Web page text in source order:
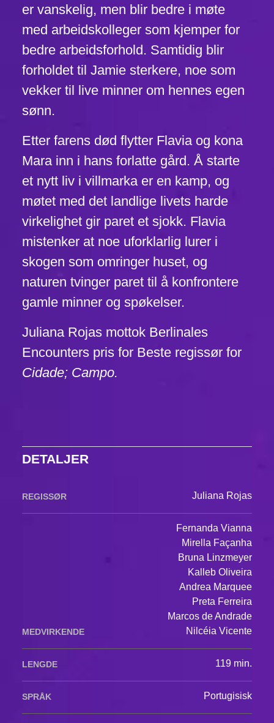
er vanskelig, men blir bedre i møte
med arbeidskolleger som kjemper for
bedre arbeidsforhold. Samtidig blir
forholdet til Jamie sterkere, noe som
vekker til live minner om hennes egen
sønn.
Etter farens død flytter Flavia og kona
Mara inn i hans forlatte gård. Å starte
et nytt liv i villmarka er en kamp, og
møtet med det landlige livets harde
virkelighet gir paret et sjokk. Flavia
mistenker at noe uforklarlig lurer i
skogen som omringer huset, og
naturen tvinger paret til å konfrontere
gamle minner og spøkelser.
Juliana Rojas mottok Berlinales
Encounters pris for Beste regissør for
Cidade; Campo.
DETALJER
REGISSØR Juliana Rojas
MEDVIRKENDE
Fernanda Vianna
Mirella Façanha
Bruna Linzmeyer
Kalleb Oliveira
Andrea Marquee
Preta Ferreira
Marcos de Andrade
Nilcéia Vicente
LENGDE 119 min.
SPRÅK Portugisisk